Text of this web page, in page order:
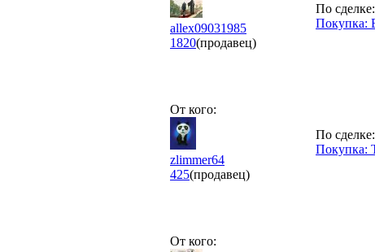
allex09031985
1820(продавец)
По сделке:
Покупка:
От кого:
zlimmer64
425(продавец)
По сделке:
Покупка:
От кого: